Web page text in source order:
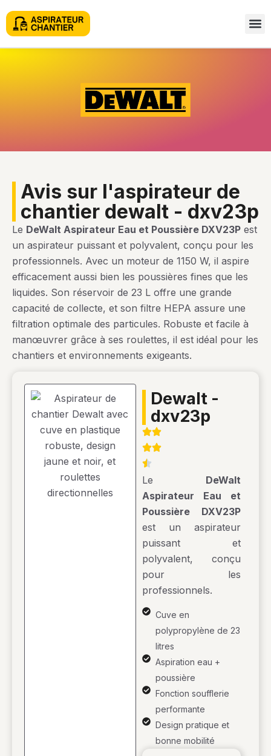
avis sur l'aspirateur de
chantier dewalt - dxv23p
Le DeWalt Aspirateur Eau et Poussière DXV23P est
un aspirateur puissant et polyvalent, conçu pour les
professionnels. Avec un moteur de 1150 W, il aspire
efficacement aussi bien les poussières fines que les
liquides. Son réservoir de 23 L offre une grande
capacité de collecte, et son filtre HEPA assure une
filtration optimale des particules. Robuste et facile à
manœuvrer grâce à ses roulettes, il est idéal pour les
chantiers et environnements exigeants.
dewalt -
dxv23p
Le DeWalt
Aspirateur Eau et
Poussière DXV23P
est un aspirateur
puissant et
polyvalent, conçu
pour les
professionnels.
Cuve en
polypropylène de 23
litres
Aspiration eau +
poussière
Fonction soufflerie
performante
Design pratique et
bonne mobilité